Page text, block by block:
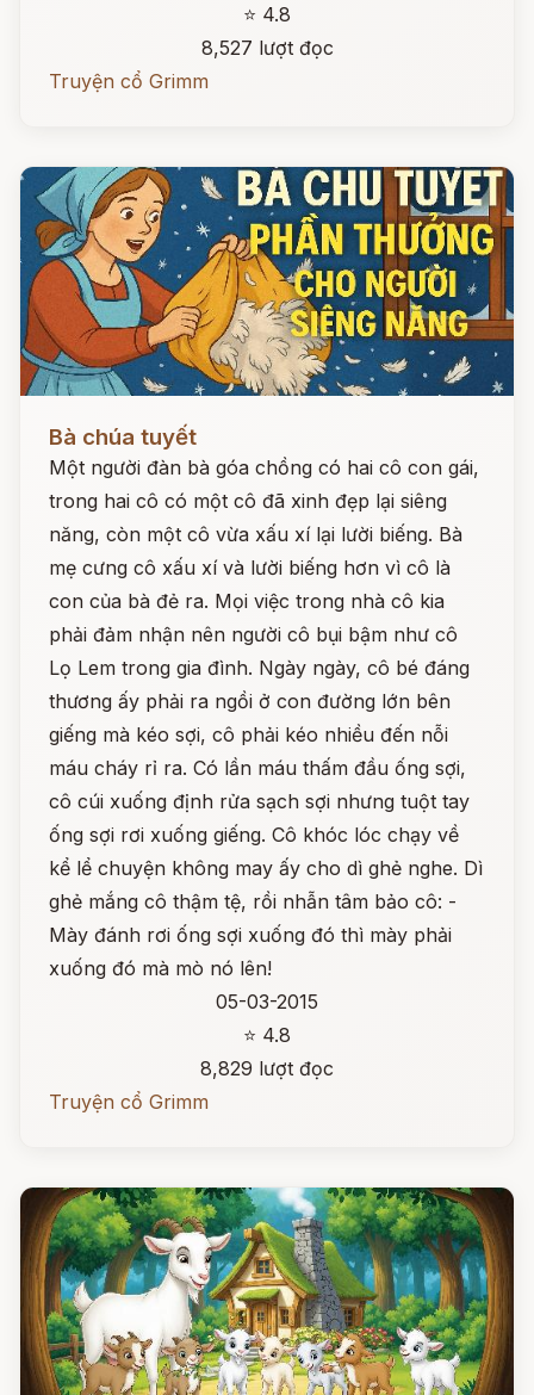
⭐ 4.8
8,527 lượt đọc
Truyện cổ Grimm
Bà chúa tuyết
Một người đàn bà góa chồng có hai cô con gái,
trong hai cô có một cô đã xinh đẹp lại siêng
năng, còn một cô vừa xấu xí lại lười biếng. Bà
mẹ cưng cô xấu xí và lười biếng hơn vì cô là
con của bà đẻ ra. Mọi việc trong nhà cô kia
phải đảm nhận nên người cô bụi bậm như cô
Lọ Lem trong gia đình. Ngày ngày, cô bé đáng
thương ấy phải ra ngồi ở con đường lớn bên
giếng mà kéo sợi, cô phải kéo nhiều đến nỗi
máu cháy rỉ ra. Có lần máu thấm đầu ống sợi,
cô cúi xuống định rửa sạch sợi nhưng tuột tay
ống sợi rơi xuống giếng. Cô khóc lóc chạy về
kể lể chuyện không may ấy cho dì ghẻ nghe. Dì
ghẻ mắng cô thậm tệ, rồi nhẫn tâm bảo cô: -
Mày đánh rơi ống sợi xuống đó thì mày phải
xuống đó mà mò nó lên!
05-03-2015
⭐ 4.8
8,829 lượt đọc
Truyện cổ Grimm